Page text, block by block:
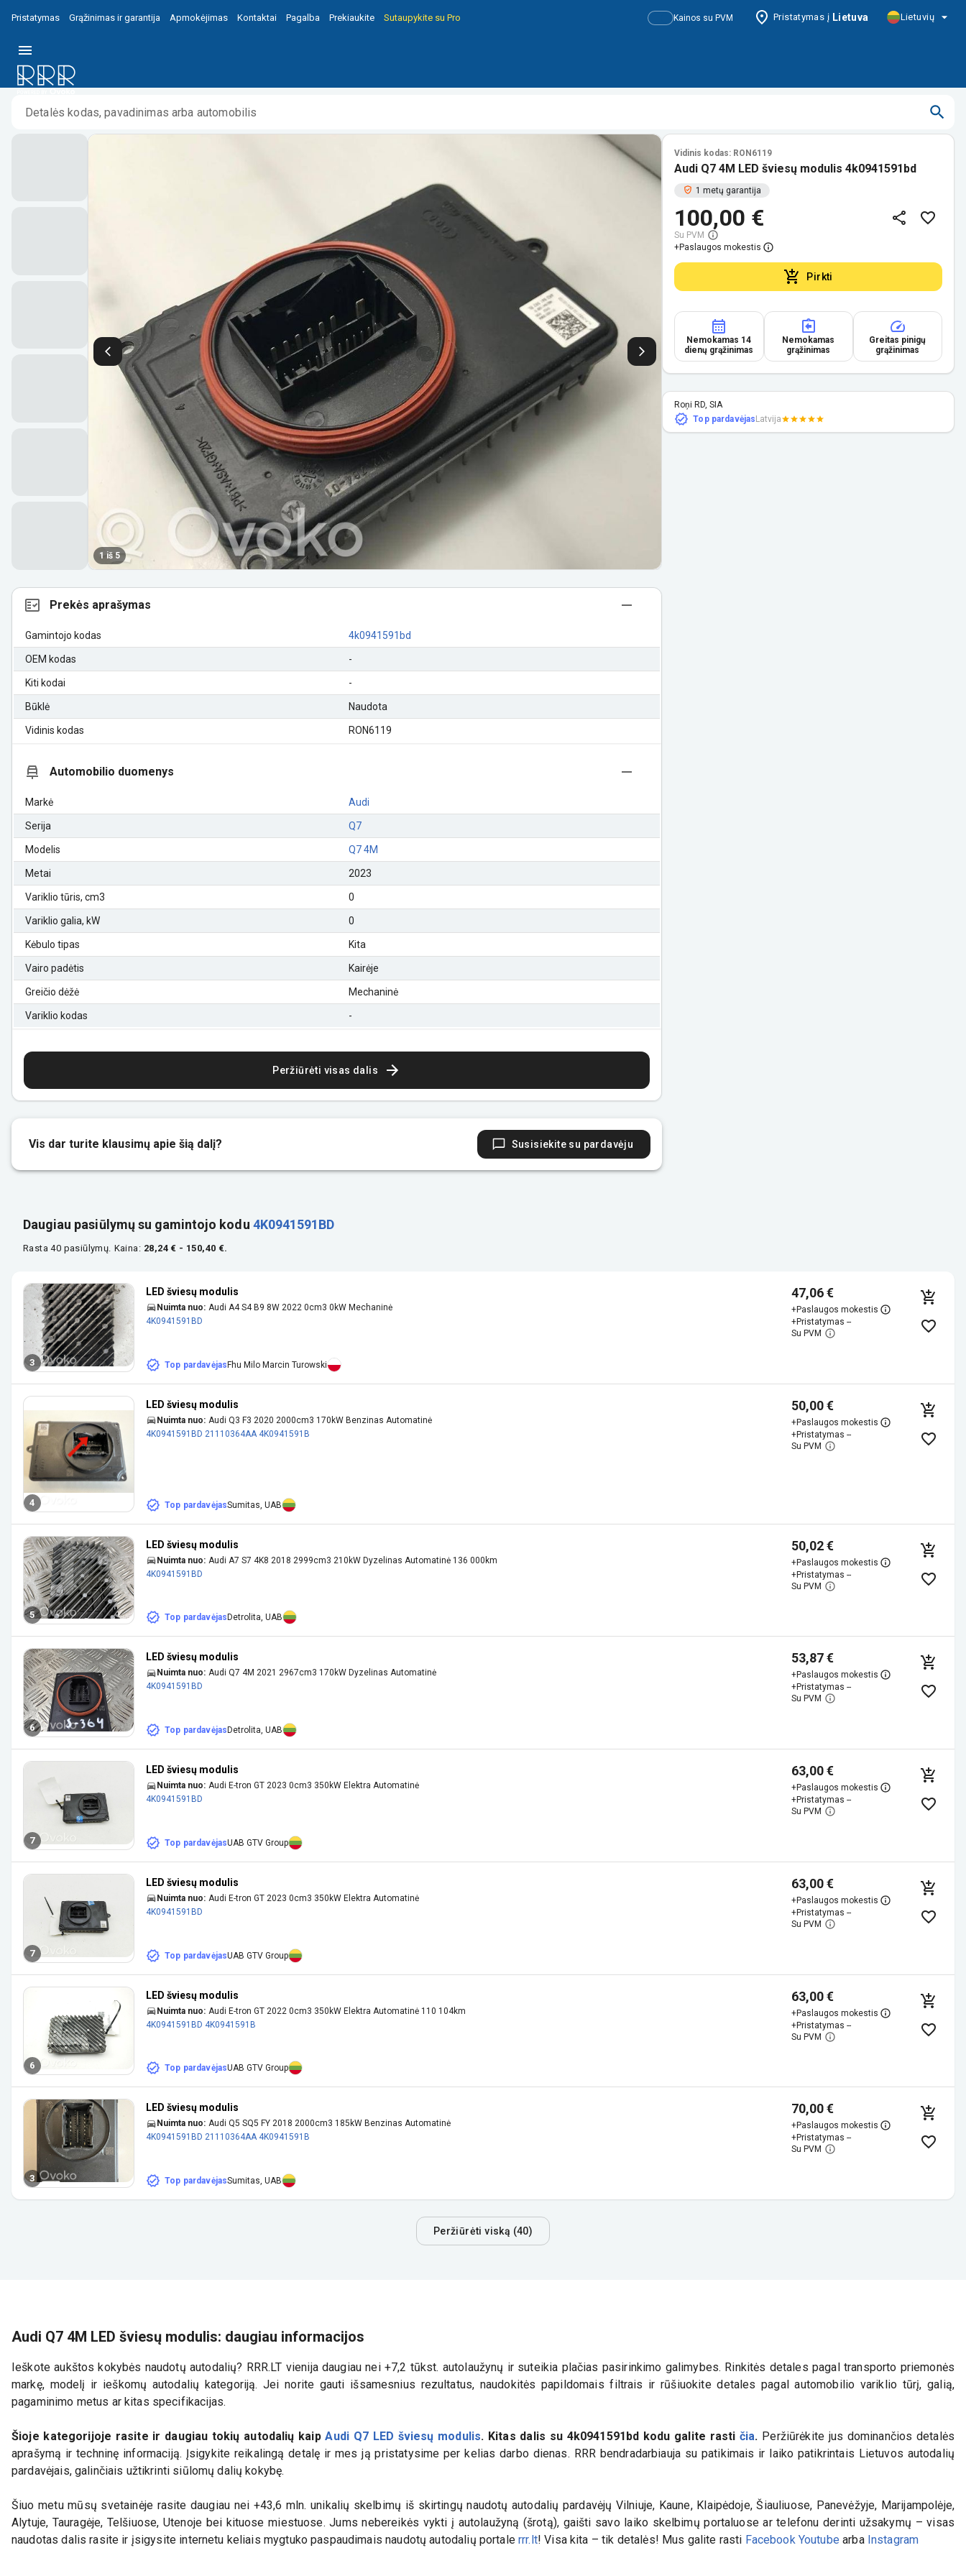
Pristatymas Grąžinimas ir garantija Apmokėjimas Kontaktai Pagalba Prekiaukite Sutaupykite su Pro Kainos su PVM Pristatymas į Lietuva Lietuvių
Pradžia / / Audi Q7 4M LED šviesų modulis 4k0941591bd
1 iš 5
Prekės aprašymas
Gamintojo kodas 4k0941591bd
OEM kodas -
Kiti kodai -
Būklė Naudota
Vidinis kodas RON6119
Automobilio duomenys
Markė Audi
Serija Q7
Modelis Q7 4M
Metai 2023
Variklio tūris, cm3 0
Variklio galia, kW 0
Kėbulo tipas Kita
Vairo padėtis Kairėje
Greičio dėžė Mechaninė
Variklio kodas -
Peržiūrėti visas dalis
Vis dar turite klausimų apie šią dalį? Susisiekite su pardavėju
Vidinis kodas: RON6119
Audi Q7 4M LED šviesų modulis 4k0941591bd
1 metų garantija
100,00 €
Su PVM
+Paslaugos mokestis
Pirkti
Nemokamas 14
dienų grąžinimas
Nemokamas
grąžinimas
Greitas pinigų
grąžinimas
Roņi RD, SIA
Top pardavėjas Latvija
Daugiau pasiūlymų su gamintojo kodu 4K0941591BD
Rasta 40 pasiūlymų. Kaina: 28,24 € - 150,40 €.
3
LED šviesų modulis
Nuimta nuo: Audi A4 S4 B9 8W 2022 0cm3 0kW Mechaninė
4K0941591BD
Top pardavėjasFhu Milo Marcin Turowski
47,06 €
+Paslaugos mokestis
+Pristatymas --
Su PVM
4
LED šviesų modulis
Nuimta nuo: Audi Q3 F3 2020 2000cm3 170kW Benzinas Automatinė
4K0941591BD 21110364AA 4K0941591B
Top pardavėjasSumitas, UAB
50,00 €
+Paslaugos mokestis
+Pristatymas --
Su PVM
5
LED šviesų modulis
Nuimta nuo: Audi A7 S7 4K8 2018 2999cm3 210kW Dyzelinas Automatinė 136 000km
4K0941591BD
Top pardavėjas Detrolita, UAB
50,02 €
+Paslaugos mokestis
+Pristatymas --
Su PVM
6
LED šviesų modulis
Nuimta nuo: Audi Q7 4M 2021 2967cm3 170kW Dyzelinas Automatinė
4K0941591BD
Top pardavėjas Detrolita, UAB
53,87 €
+Paslaugos mokestis
+Pristatymas --
Su PVM
7
LED šviesų modulis
Nuimta nuo: Audi E-tron GT 2023 0cm3 350kW Elektra Automatinė
4K0941591BD
Top pardavėjasUAB GTV Group
63,00 €
+Paslaugos mokestis
+Pristatymas --
Su PVM
7
LED šviesų modulis
Nuimta nuo: Audi E-tron GT 2023 0cm3 350kW Elektra Automatinė
4K0941591BD
Top pardavėjasUAB GTV Group
63,00 €
+Paslaugos mokestis
+Pristatymas --
Su PVM
6
LED šviesų modulis
Nuimta nuo: Audi E-tron GT 2022 0cm3 350kW Elektra Automatinė 110 104km
4K0941591BD 4K0941591B
Top pardavėjasUAB GTV Group
63,00 €
+Paslaugos mokestis
+Pristatymas --
Su PVM
3
LED šviesų modulis
Nuimta nuo: Audi Q5 SQ5 FY 2018 2000cm3 185kW Benzinas Automatinė
4K0941591BD 21110364AA 4K0941591B
Top pardavėjasSumitas, UAB
70,00 €
+Paslaugos mokestis
+Pristatymas --
Su PVM
Peržiūrėti viską (40)
Audi Q7 4M LED šviesų modulis: daugiau informacijos
Ieškote aukštos kokybės naudotų autodalių? RRR.LT vienija daugiau nei +7,2 tūkst. autolaužynų ir suteikia plačias pasirinkimo galimybes. Rinkitės detales pagal transporto priemonės
markę, modelį ir ieškomų autodalių kategoriją. Jei norite gauti išsamesnius rezultatus, naudokitės papildomais filtrais ir rūšiuokite detales pagal automobilio variklio tūrį, galią,
pagaminimo metus ar kitas specifikacijas.
Šioje kategorijoje rasite ir daugiau tokių autodalių kaipAudi Q7 LED šviesų modulis. Kitas dalis su 4k0941591bd kodu galite rasti čia. Peržiūrėkite jus dominančios detalės
aprašymą ir techninę informaciją. Įsigykite reikalingą detalę ir mes ją pristatysime per kelias darbo dienas. RRR bendradarbiauja su patikimais ir laiko patikrintais Lietuvos autodalių
pardavėjais, galinčiais užtikrinti siūlomų dalių kokybę.
Šiuo metu mūsų svetainėje rasite daugiau nei +43,6 mln. unikalių skelbimų iš skirtingų naudotų autodalių pardavėjų Vilniuje, Kaune, Klaipėdoje, Šiauliuose, Panevėžyje, Marijampolėje,
Alytuje, Tauragėje, Telšiuose, Utenoje bei kituose miestuose. Jums nebereikės vykti į autolaužyną (šrotą), gaišti savo laiko skelbimų portaluose ar telefonu derinti užsakymų – visas
naudotas dalis rasite ir įsigysite internetu keliais mygtuko paspaudimais naudotų autodalių portale rrr.lt! Visa kita – tik detalės! Mus galite rasti Facebook Youtube arba Instagram